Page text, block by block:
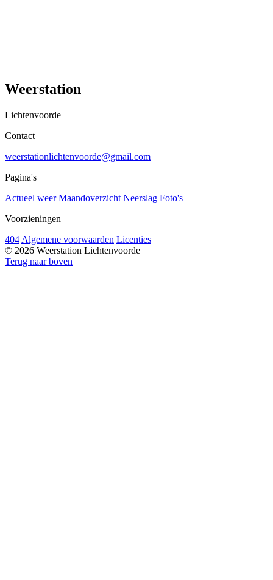
Weerstation
Lichtenvoorde
Contact
weerstationlichtenvoorde@gmail.com
Pagina's
Actueel weer Maandoverzicht Neerslag Foto's
Voorzieningen
404 Algemene voorwaarden Licenties
© 2026 Weerstation Lichtenvoorde
Terug naar boven